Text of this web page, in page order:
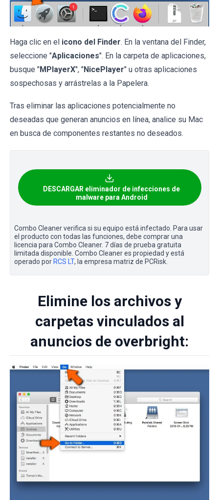
Haga clic en el icono del Finder. En la ventana del Finder,
seleccione "Aplicaciones". En la carpeta de aplicaciones,
busque "MPlayerX", "NicePlayer" u otras aplicaciones
sospechosas y arrástrelas a la Papelera.
Tras eliminar las aplicaciones potencialmente no
deseadas que generan anuncios en línea, analice su Mac
en busca de componentes restantes no deseados.
DESCARGAR eliminador de infecciones de
malware para Android
Combo Cleaner verifica si su equipo está infectado. Para usar
el producto con todas las funciones, debe comprar una
licencia para Combo Cleaner. 7 días de prueba gratuita
limitada disponible. Combo Cleaner es propiedad y está
operado por RCS LT, la empresa matriz de PCRisk.
Elimine los archivos y
carpetas vinculados al
anuncios de overbright: